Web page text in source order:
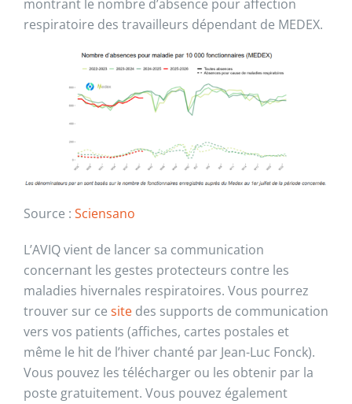
montrant le nombre d’absence pour affection
respiratoire des travailleurs dépendant de MEDEX.
Source : Sciensano
L’AVIQ vient de lancer sa communication
concernant les gestes protecteurs contre les
maladies hivernales respiratoires. Vous pourrez
trouver sur ce sitedes supports de communication
vers vos patients (affiches, cartes postales et
même le hit de l’hiver chanté par Jean-Luc Fonck).
Vous pouvez les télécharger ou les obtenir par la
poste gratuitement. Vous pouvez également